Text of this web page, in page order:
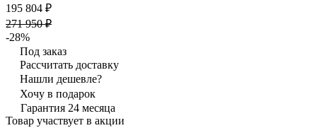
195 804 ₽
271 950 ₽
-28%
Под заказ
Рассчитать доставку
Нашли дешевле?
Хочу в подарок
Гарантия 24 месяца
Товар участвует в акции